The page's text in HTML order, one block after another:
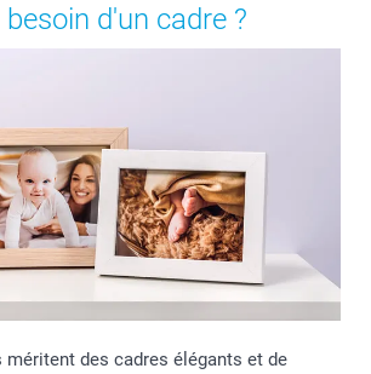
d'un cadre ?
des cadres élégants et de